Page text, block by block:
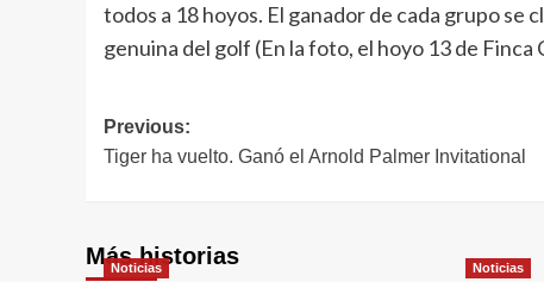
todos a 18 hoyos. El ganador de cada grupo se
genuina del golf (En la foto, el hoyo 13 de Finca
Navegación
de
Previous:
Tiger ha vuelto. Ganó el Arnold Palmer Invitational
Más historias
Noticias Noticias